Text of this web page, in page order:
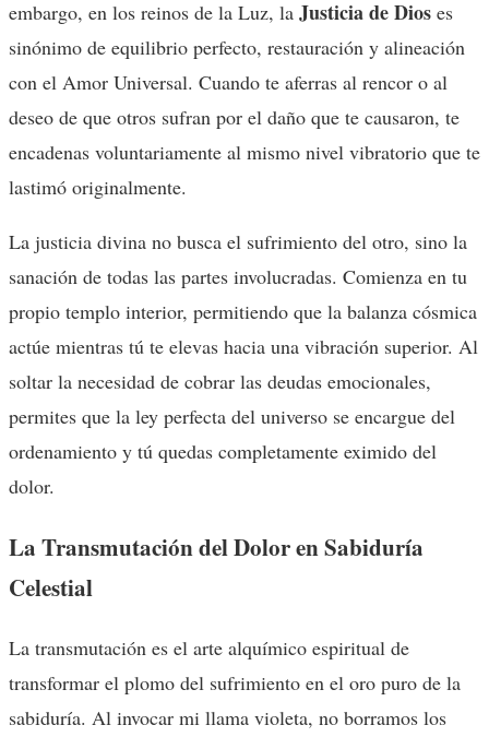
embargo, en los reinos de la Luz, la Justicia de Dios es
sinónimo de equilibrio perfecto, restauración y alineación
con el Amor Universal. Cuando te aferras al rencor o al
deseo de que otros sufran por el daño que te causaron, te
encadenas voluntariamente al mismo nivel vibratorio que te
lastimó originalmente.
La justicia divina no busca el sufrimiento del otro, sino la
sanación de todas las partes involucradas. Comienza en tu
propio templo interior, permitiendo que la balanza cósmica
actúe mientras tú te elevas hacia una vibración superior. Al
soltar la necesidad de cobrar las deudas emocionales,
permites que la ley perfecta del universo se encargue del
ordenamiento y tú quedas completamente eximido del
dolor.
La Transmutación del Dolor en Sabiduría
Celestial
La transmutación es el arte alquímico espiritual de
transformar el plomo del sufrimiento en el oro puro de la
sabiduría. Al invocar mi llama violeta, no borramos los